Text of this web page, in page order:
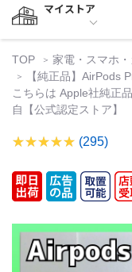
マイストア
TOP 家電・スマホ・
【純正品】AirPods
こちらは Apple社純正
自【公式認定ストア】
(295)